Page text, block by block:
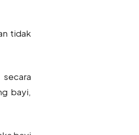
tidak
bayi,